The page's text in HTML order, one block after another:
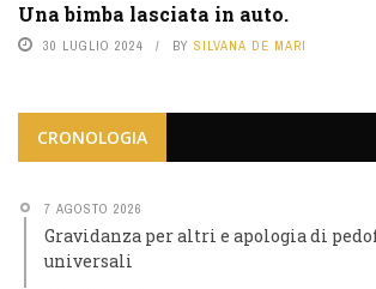
Una bimba lasciata in auto.
30 LUGLIO 2024 BY SILVANA DE MARI
CRONOLOGIA
7 AGOSTO 2026
Gravidanza per altri e apologia di
universali